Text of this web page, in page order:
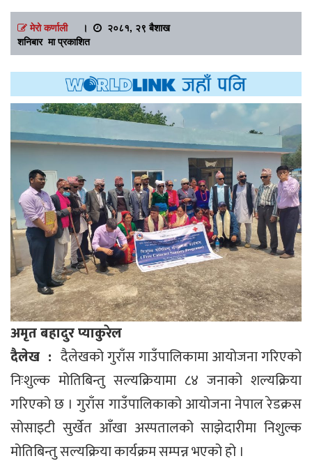
मेरो कर्णाली।
२०८१, २९ बैशाख
शनिबार मा प्रकाशित
अमृत बहादुर प्याकुरेल
दैलेख : दैलेखको गुराँस गाउँपालिकामा आयोजना गरिएको
निःशुल्क मोतिबिन्तु सल्यक्रियामा ८४ जनाको शल्यक्रिया
गरिएको छ । गुराँस गाउँपालिकाको आयोजना नेपाल रेडक्रस
सोसाइटी सुर्खेत आँखा अस्पतालको साझेदारीमा निशुल्क
मोतिबिन्तु सल्यक्रिया कार्यक्रम सम्पन्न भएको हो ।